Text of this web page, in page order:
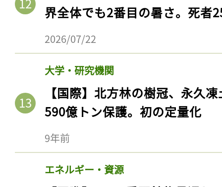
界全体でも2番目の暑さ。死者
2026/07/22
大学・研究機関
【国際】北方林の樹冠、永久
590億トン保護。初の定量化
9年前
エネルギー・資源
記事をお気に入りに
ログインが必